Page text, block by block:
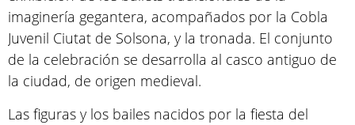
imaginería gegantera, acompañados por la Cobla
Juvenil Ciutat de Solsona, y la tronada. El conjunto
de la celebración se desarrolla al casco antiguo de
la ciudad, de origen medieval.
Las figuras y los bailes nacidos por la fiesta del